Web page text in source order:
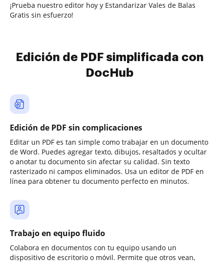
¡Prueba nuestro editor hoy y Estandarizar Vales de Balas
Gratis sin esfuerzo!
Edición de PDF simplificada con
DocHub
Edición de PDF sin complicaciones
Editar un PDF es tan simple como trabajar en un documento
de Word. Puedes agregar texto, dibujos, resaltados y ocultar
o anotar tu documento sin afectar su calidad. Sin texto
rasterizado ni campos eliminados. Usa un editor de PDF en
línea para obtener tu documento perfecto en minutos.
Trabajo en equipo fluido
Colabora en documentos con tu equipo usando un
dispositivo de escritorio o móvil. Permite que otros vean,